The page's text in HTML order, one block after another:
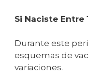
Si Naciste Entre
Durante este
esquemas de
variaciones.